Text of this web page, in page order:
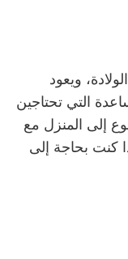
ويعود
التي تحتاجين
إلى المنزل مع
كنت بحاجة إلى